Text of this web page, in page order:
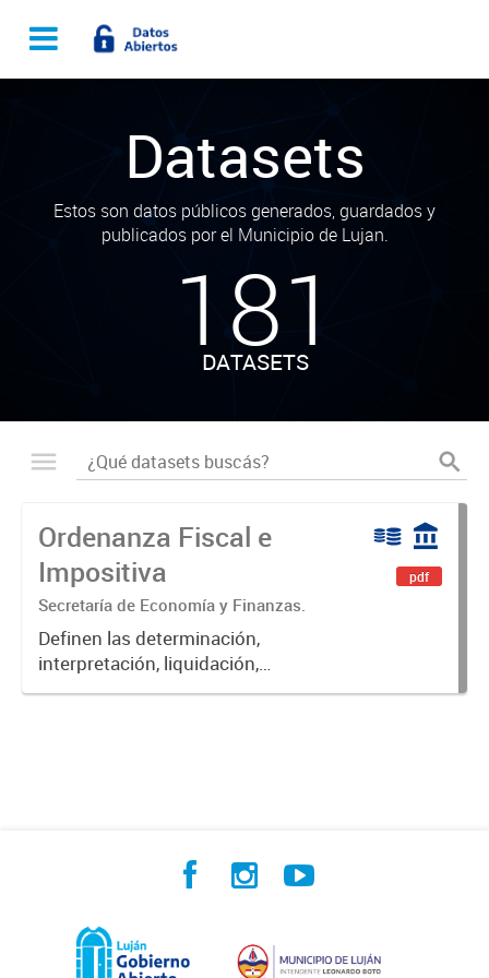
Datasets
Estos son datos públicos generados, guardados y
publicados por el Municipio de Lujan.
181
DATASETS
Ordenanza Fiscal e
Impositiva
Secretaría de Economía y Finanzas.
Definen las determinación,
interpretación, liquidación,
fiscalización, pago, exenciones,
pdf